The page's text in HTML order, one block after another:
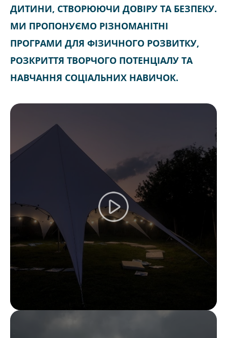
ДИТИНИ, СТВОРЮЮЧИ ДОВІРУ ТА БЕЗПЕКУ.
МИ ПРОПОНУЄМО РІЗНОМАНІТНІ
ПРОГРАМИ ДЛЯ ФІЗИЧНОГО РОЗВИТКУ,
РОЗКРИТТЯ ТВОРЧОГО ПОТЕНЦІАЛУ ТА
НАВЧАННЯ СОЦІАЛЬНИХ НАВИЧОК.